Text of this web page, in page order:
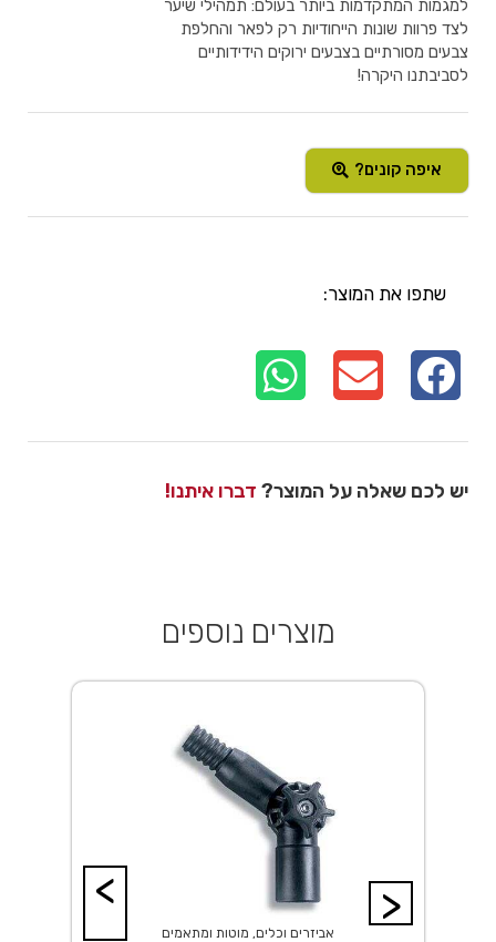
למגמות המתקדמות ביותר בעולם: תמהילי שיער
לצד פרוות שונות הייחודיות רק לפאר והחלפת
צבעים מסורתיים בצבעים ירוקים הידידותיים
לסביבתנו היקרה!
איפה קונים?
שתפו את המוצר:
יש לכם שאלה על המוצר? דברו איתנו!
מוצרים נוספים
>
אביזרים וכלים, מוטות ומתאמים
<